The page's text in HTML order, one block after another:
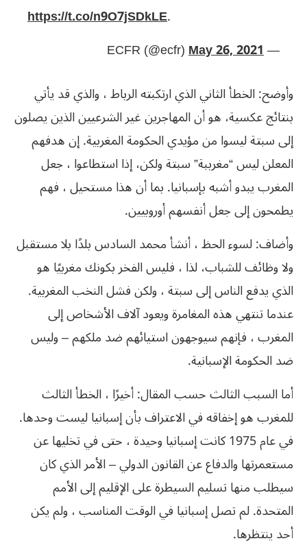
https://t.co/n9O7jSDkLE.
— ECFR (@ecfr)
May 26, 2021
وأوضح: الخطأ الثاني الذي ارتكبته الرباط ، والذي قد يأتي
بنتائج عكسية، هو أن المهاجرين غير الشرعيين الذين يصلون
إلى سبتة ليسوا من مؤيدي الحكومة المغربية. إن هدفهم
المعلن ليس “مغرببة” سبتة ولكن، إذا استطاعوا ، جعل
المغرب يبدو أشبه بإسبانيا. بما أن هذا مستحيل ، فهم
يطمحون إلى جعل أنفسهم أوروبيين.
وأضاف: لسوء الحظ ، أنشأ محمد السادس بلدًا بلا مستقبل
ولا وظائف للشباب، لذا ، فليس الفخر بكونك مغربيًا هو
الذي يدفع الناس إلى سبتة ، ولكن فشل النخب المغربية.
عندما تنتهي هذه المغامرة ويعود آلاف الأشخاص إلى
المغرب ، فإنهم سيوجهون استيائهم ضد ملكهم – وليس
ضد الحكومة الإسبانية.
أما السبب الثالث حسب المقال: أخيرًا ، الخطأ الثالث
للمغرب هو إخفاقه في الاعتراف بأن إسبانيا ليست وحدها.
في عام 1975 كانت إسبانيا وحيدة ، حتى في تخليها عن
مستعمرتها والدفاع عن القانون الدولي – الأمر الذي كان
سيطلب منها تسليم السيطرة على الإقليم إلى الأمم
المتحدة. لم تصل إسبانيا في الوقت المناسب ، ولم يكن
أحد ينتظرها.